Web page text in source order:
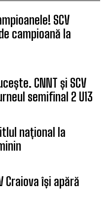
SCV
campioană la
CNNT și SCV
semifinal 2 U13
național la
Craiova își apără